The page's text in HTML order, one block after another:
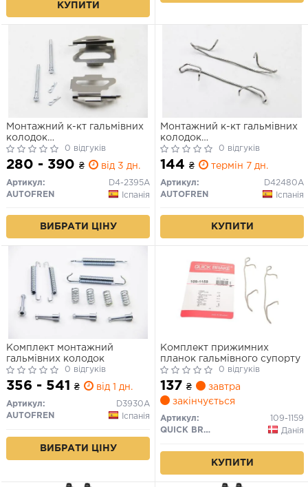
КУПИТИ
Монтажний к-кт гальмівних
колодок
JUMPY/SCUDO/EXPERT 95-
06
0 відгуків
280 - 390 ₴ від 3 дн.
Артикул:
D4-2395A
AUTOFREN
Іспанія
ВИБРАТИ ЦІНУ
Монтажний к-кт гальмівних
колодок
BRAVA/MAREA/PUNTO 95-
12
0 відгуків
144 ₴ термін 7 дн.
Артикул:
D42480A
AUTOFREN
Іспанія
КУПИТИ
Комплект монтажний
гальмівних колодок
0 відгуків
356 - 541 ₴ від 1 дн.
Артикул:
D3930A
AUTOFREN
Іспанія
ВИБРАТИ ЦІНУ
Комплект прижимних
планок гальмівного супорту
0 відгуків
137 ₴
завтра
закінчується
Артикул:
109-1159
QUICK BRAKE
Данія
КУПИТИ